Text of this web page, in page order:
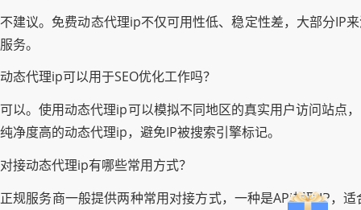
不建议。免费动态代理ip不仅可用性低、稳定性差，大部分IP
服务。
动态代理ip可以用于SEO优化工作吗？
可以。使用动态代理ip可以模拟不同地区的真实用户访问站点
纯净度高的动态代理ip，避免IP被搜索引擎标记。
对接动态代理ip有哪些常用方式？
正规服务商一般提供两种常用对接方式，一种是API提取IP，